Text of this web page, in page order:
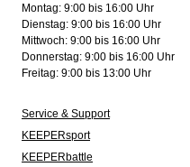
Montag: 9:00 bis 16:00 Uhr
Dienstag: 9:00 bis 16:00 Uhr
Mittwoch: 9:00 bis 16:00 Uhr
Donnerstag: 9:00 bis 16:00 Uhr
Freitag: 9:00 bis 13:00 Uhr
Service & Support
KEEPERsport
KEEPERbattle